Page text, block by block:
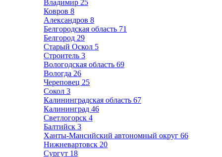
Владимир 25
Ковров 8
Александров 8
Белгородская область 71
Белгород 29
Старый Оскол 5
Строитель 3
Вологодская область 69
Вологда 26
Череповец 25
Сокол 3
Калининградская область 67
Калининград 46
Светлогорск 4
Балтийск 3
Ханты-Мансийский автономный округ 66
Нижневартовск 20
Сургут 18